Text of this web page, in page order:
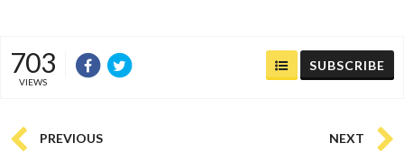
703
VIEWS
SUBSCRIBE
PREVIOUS NEXT